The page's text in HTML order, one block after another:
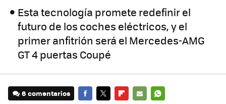
Esta tecnología promete redefinir el
futuro de los coches eléctricos, y el
primer anfitrión será el Mercedes-AMG
GT 4 puertas Coupé
6 comentarios